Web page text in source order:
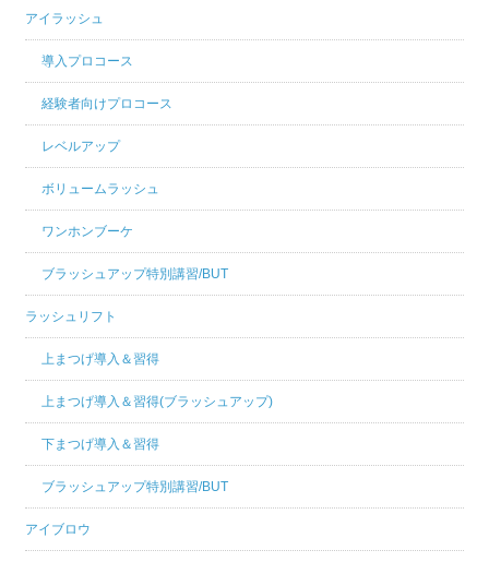
アイラッシュ
導入プロコース
経験者向けプロコース
レベルアップ
ボリュームラッシュ
ワンホンブーケ
ブラッシュアップ特別講習/BUT
ラッシュリフト
上まつげ導入＆習得
上まつげ導入＆習得(ブラッシュアップ)
下まつげ導入＆習得
ブラッシュアップ特別講習/BUT
アイブロウ